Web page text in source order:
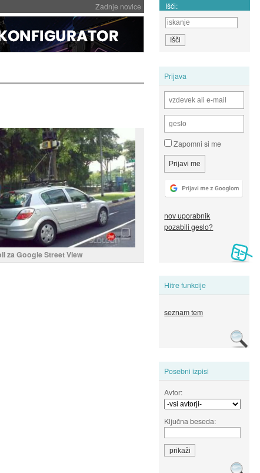
Zadnje novice Išči:
Prijava
Zapomni si me
nov uporabnik
pozabili geslo?
Hitre funkcije
seznam tem
Posebni izpisi
Avtor:
Ključna beseda:
za Google Street View